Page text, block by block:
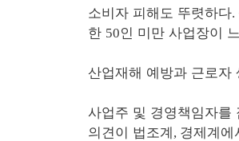
소비자 피해도 뚜렷하다.
한 50인 미만 사업장이
산업재해 예방과 근로자
사업주 및 경영책임자를
의견이 법조계 , 경제계에